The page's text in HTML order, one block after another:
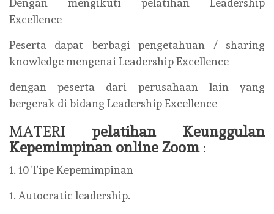
Dengan mengikuti pelatihan Leadership
Excellence
Peserta dapat berbagi pengetahuan / sharing
knowledge mengenai Leadership Excellence
dengan peserta dari perusahaan lain yang
bergerak di bidang Leadership Excellence
MATERI pelatihan Keunggulan
Kepemimpinan online Zoom:
1. 10 Tipe Kepemimpinan
1. Autocratic leadership.